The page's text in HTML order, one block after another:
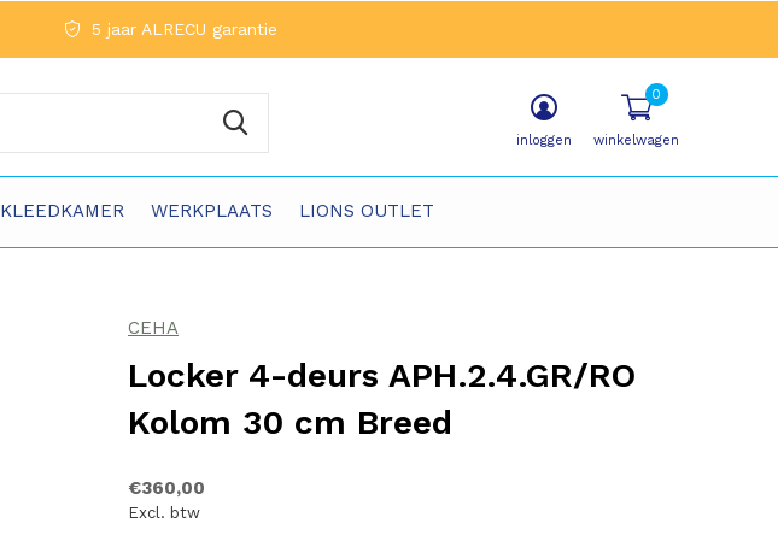
KLEEDKAMER WERKPLAATS LIONS OUTLET
inloggen winkelwagen
0
5 jaar ALRECU garantie
CEHA
Locker 4-deurs APH.2.4.GR/RO
Kolom 30 cm Breed
€360,00
Excl. btw